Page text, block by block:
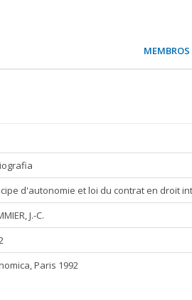
MEMBROS
d'autonomie et loi du contrat en droit
J.-C.
Paris 1992